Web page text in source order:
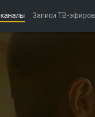
Записи ТВ-эфиров